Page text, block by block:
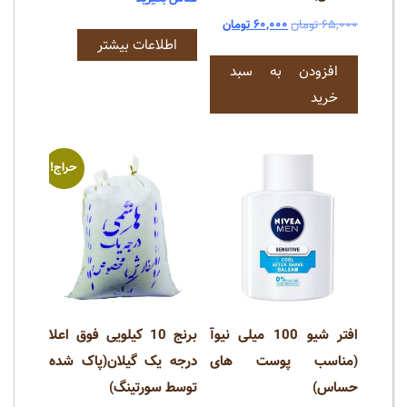
۶۵,۰۰۰تومانقیمت
۶۵,۰۰۰ تومان
۶۰,۰۰۰تومانقیمت
افزودن به سبد
خرید
اطلاعات بیشتر
افتر شیو 100 میلی نیوآ
(مناسب پوست های
حساس)
حراج!
برنج 10 کیلویی فوق اعلا
درجه یک گیلان(پاک شده
توسط سورتینگ)